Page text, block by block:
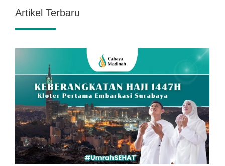
Artikel Terbaru